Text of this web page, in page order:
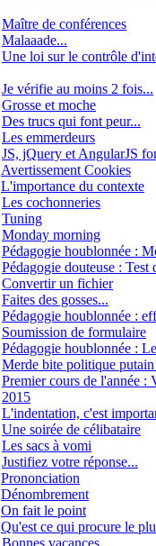
Maître de conférences
Malaaade...
Une loi sur le contrôle
Je vérifie au moins 2 fois...
Grosse et moche
Des trucs qui font peur...
Les emmerdeurs
JS, jQuery et AngularJS
Avertissement Cookies
L'importance du contexte
Les cochonneries
Tuning
Monday morning
Pédagogie houblonnée :
Pédagogie douteuse : Test
Convertir un fichier
Faites des gosses...
Pédagogie houblonnée :
Soumission de formulaire
Pédagogie houblonnée :
Merde bite politique
Premier cours de l'année :
2015
L'indentation, c'est
Une soirée de célibataire
Les sacs à vomi
Justifiez votre réponse...
Prononciation
Dénombrement
On fait le point
Qu'est ce qui procure le
Bonnes vacances